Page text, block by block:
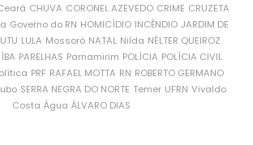
CHUVA CORONEL AZEVEDO CRIME CRUZETA
Governo do RN HOMICÍDIO INCÊNDIO JARDIM DE
LULA Mossoró NATAL Nilda NÉLTER QUEIROZ
PARELHAS Parnamirim POLÍCIA POLÍCIA CIVIL
PRF RAFAEL MOTTA RN ROBERTO GERMANO
SERRA NEGRA DO NORTE Temer UFRN Vivaldo
Costa Água ÁLVARO DIAS